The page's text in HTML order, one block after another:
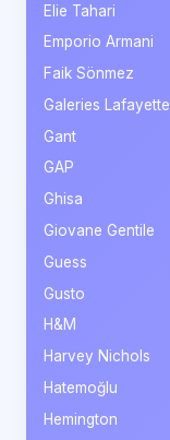
Elie Tahari
Emporio Armani
Faik Sönmez
Galeries Lafayette
Gant
GAP
Ghisa
Giovane Gentile
Guess
Gusto
H&M
Harvey Nichols
Hatemoğlu
Hemington